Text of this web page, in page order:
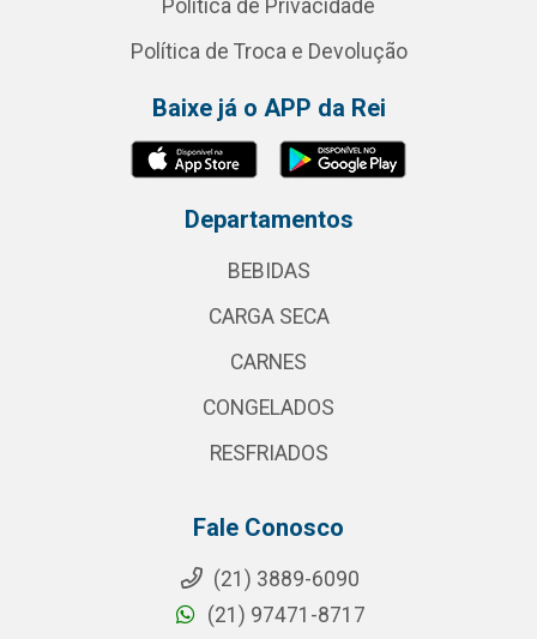
Política de Privacidade
Política de Troca e Devolução
Baixe já o APP da Rei
Departamentos
BEBIDAS
CARGA SECA
CARNES
CONGELADOS
RESFRIADOS
Fale Conosco
(21) 3889-6090
(21) 97471-8717